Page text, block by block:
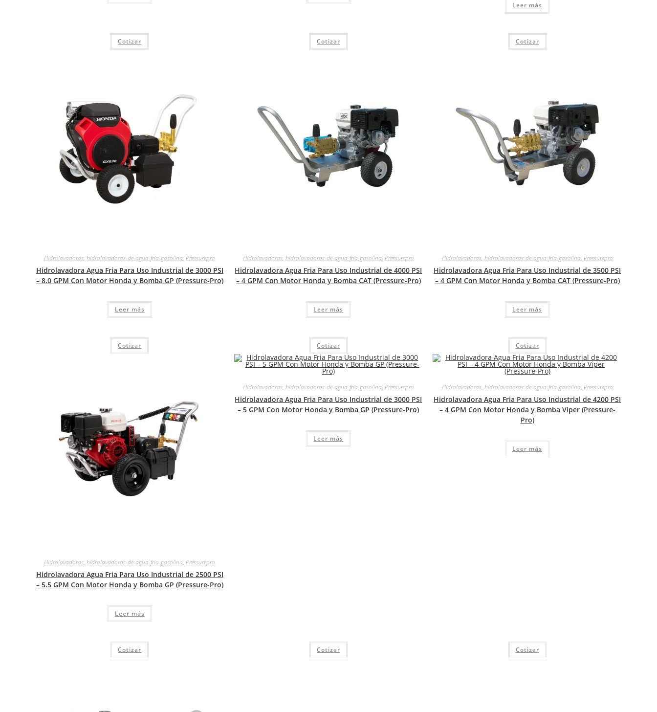
Leer más
Cotizar
Hidrolavadoras,hidrolavadoras-de-agua-fria-gasolina,Pressurepro
Hidrolavadora Agua Fria Para Uso Industrial de 3000 PSI
– 8.0 GPM Con Motor Honda y Bomba GP (Pressure-Pro)
Leer más
Cotizar
Hidrolavadoras, hidrolavadoras-de-agua-fria-gasolina, Pressurepro
Hidrolavadora Agua Fria Para Uso Industrial de 4000 PSI
– 4 GPM Con Motor Honda y Bomba CAT (Pressure-Pro)
Leer más
Cotizar
Hidrolavadoras, hidrolavadoras-de-agua-fria-gasolina, Pressurepro
Hidrolavadora Agua Fria Para Uso Industrial de 3500 PSI
– 4 GPM Con Motor Honda y Bomba CAT (Pressure-Pro)
Leer más
Cotizar
Hidrolavadoras,hidrolavadoras-de-agua-fria-gasolina,Pressurepro
Hidrolavadora Agua Fria Para Uso Industrial de 2500 PSI
– 5.5 GPM Con Motor Honda y Bomba GP (Pressure-Pro)
Leer más
Cotizar
Hidrolavadoras, hidrolavadoras-de-agua-fria-gasolina, Pressurepro
Hidrolavadora Agua Fria Para Uso Industrial de 3000 PSI
– 5 GPM Con Motor Honda y Bomba GP (Pressure-Pro)
Leer más
Cotizar
Hidrolavadoras, hidrolavadoras-de-agua-fria-gasolina, Pressurepro
Hidrolavadora Agua Fria Para Uso Industrial de 4200 PSI
– 4 GPM Con Motor Honda y Bomba Viper (Pressure-
Pro)
Leer más
Cotizar Cotizar Cotizar